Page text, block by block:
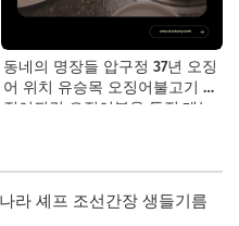
동네의 명장들 압구정 37년 오징
어 위치 유승목 오징어불고기 오
징어튀김 오징어볶음 특징·메뉴·
라 셰프 조선간장 생들기름